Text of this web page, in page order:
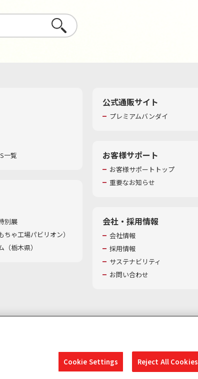
さがす
一覧
別展
ゃ工場パビリオン）​
栃木県）
公式通販サイト
プレミアムバンダイ
お客様サポート
お客様サポートトップ
重要なお知らせ
会社・採用情報
会社情報
採用情報
サステナビリティ
お問い合わせ
Cookie Settings Reject All Cookies